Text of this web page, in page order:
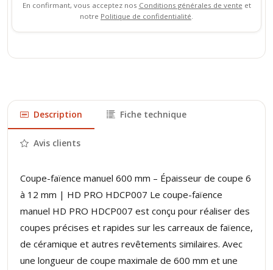
En confirmant, vous acceptez nos Conditions générales de vente et
notre Politique de confidentialité.
Description Fiche technique
Avis clients
Coupe-faïence manuel 600 mm – Épaisseur de coupe 6
à 12 mm | HD PRO HDCP007 Le coupe-faïence
manuel HD PRO HDCP007 est conçu pour réaliser des
coupes précises et rapides sur les carreaux de faïence,
de céramique et autres revêtements similaires. Avec
une longueur de coupe maximale de 600 mm et une